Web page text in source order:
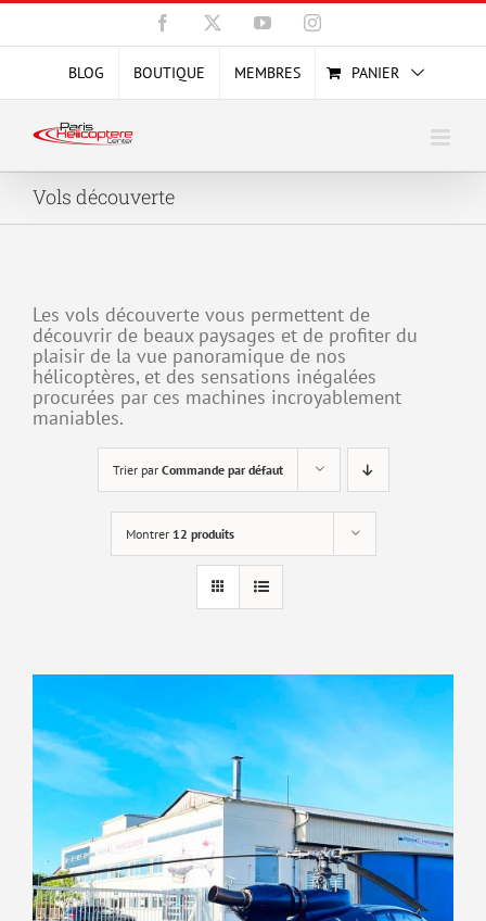
Passer
contenu
Facebook YouTubeInstagram
BLOG BOUTIQUE MEMBRES PANIER
Vols découverte
Les vols découverte vous permettent de
découvrir de beaux paysages et de profiter du
plaisir de la vue panoramique de nos
hélicoptères, et des sensations inégalées
procurées par ces machines incroyablement
maniables.
Trier par Commande par défaut
Montrer 12 produits